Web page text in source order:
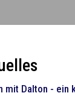
mit Dalton - ein